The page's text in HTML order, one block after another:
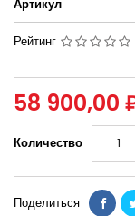
Артикул
Рейтинг
58 900,00
Количество
Поделиться